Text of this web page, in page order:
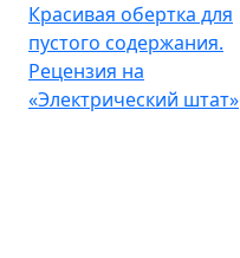
Красивая обертка для
пустого содержания.
Рецензия на
«Электрический штат»